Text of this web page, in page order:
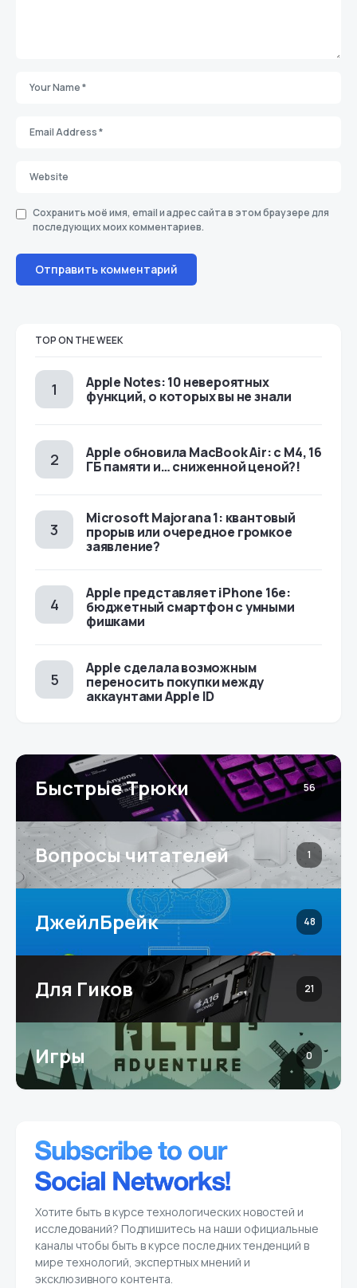
Сохранить моё имя, email и адрес сайта в этом браузере для
последующих моих комментариев.
TOP ON THE WEEK
Apple Notes: 10 невероятных
функций, о которых вы не знали
Apple обновила MacBook Air: с M4, 16
ГБ памяти и… сниженной ценой?!
Microsoft Majorana 1: квантовый
прорыв или очередное громкое
заявление?
Apple представляет iPhone 16e:
бюджетный смартфон с умными
фишками
Apple сделала возможным
переносить покупки между
аккаунтами Apple ID
Быстрые Трюки 56
Вопросы читателей 1
ДжейлБрейк 48
Для Гиков 21
Игры 0
Хотите быть в курсе технологических новостей и
исследований? Подпишитесь на наши официальные
каналы чтобы быть в курсе последних тенденций в
мире технологий, экспертных мнений и
эксклюзивного контента.